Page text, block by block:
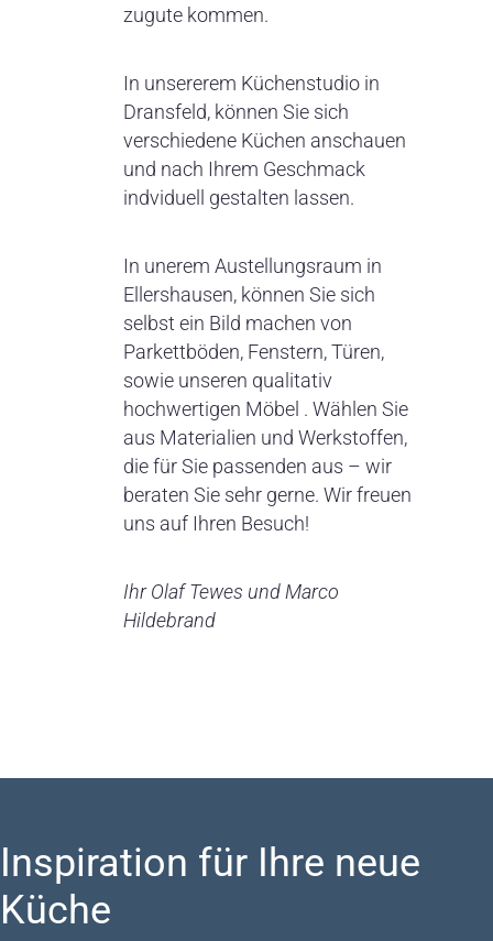
zugute kommen.
In unsererem Küchenstudio in
Dransfeld, können Sie sich
verschiedene Küchen anschauen
und nach Ihrem Geschmack
indviduell gestalten lassen.
In unerem Austellungsraum in
Ellershausen, können Sie sich
selbst ein Bild machen von
Parkettböden, Fenstern, Türen,
sowie unseren qualitativ
hochwertigen Möbel . Wählen Sie
aus Materialien und Werkstoffen,
die für Sie passenden aus – wir
beraten Sie sehr gerne. Wir freuen
uns auf Ihren Besuch!
Ihr Olaf Tewes und Marco
Hildebrand
Inspiration für Ihre neue
Küche